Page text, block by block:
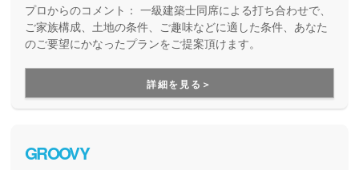
プロからのコメント： 一級建築士同席による打ち合わせで、
ご家族構成、土地の条件、ご趣味などに適した条件、あなた
のご要望にかなったプランをご提案頂けます。
詳細を見る＞
GROOVY